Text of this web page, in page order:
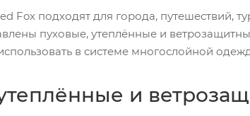
Fox подходят для города, путешествий,
пуховые, утеплённые и
в системе многослойной
и